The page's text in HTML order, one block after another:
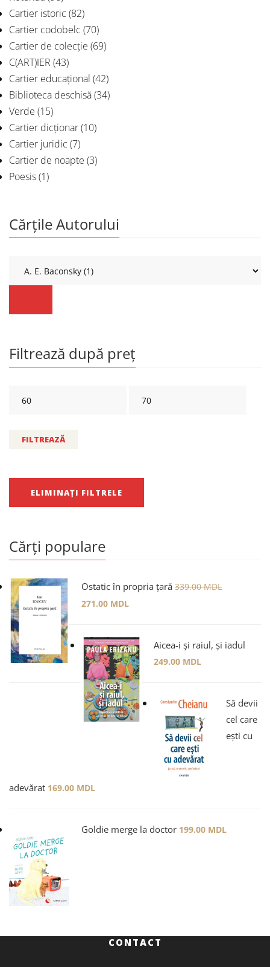
Cartier istoric (82)
Cartier codobelc (70)
Cartier de colecție (69)
C(ART)IER (43)
Cartier educațional (42)
Biblioteca deschisă(34)
Verde (15)
Cartier dicționar(10)
Cartier juridic (7)
Cartier de noapte (3)
Poesis(1)
Cărțile Autorului
Filtrează după preț
FILTREAZĂ
ELIMINAȚI FILTRELE
Cărți populare
Ostatic în propria țară 339.00MDL
271.00 MDL
Aicea-i și raiul, și iadul
249.00 MDL
Să devii
cel care
ești cu
adevărat 169.00 MDL
Goldie merge la doctor 199.00 MDL
CONTACT